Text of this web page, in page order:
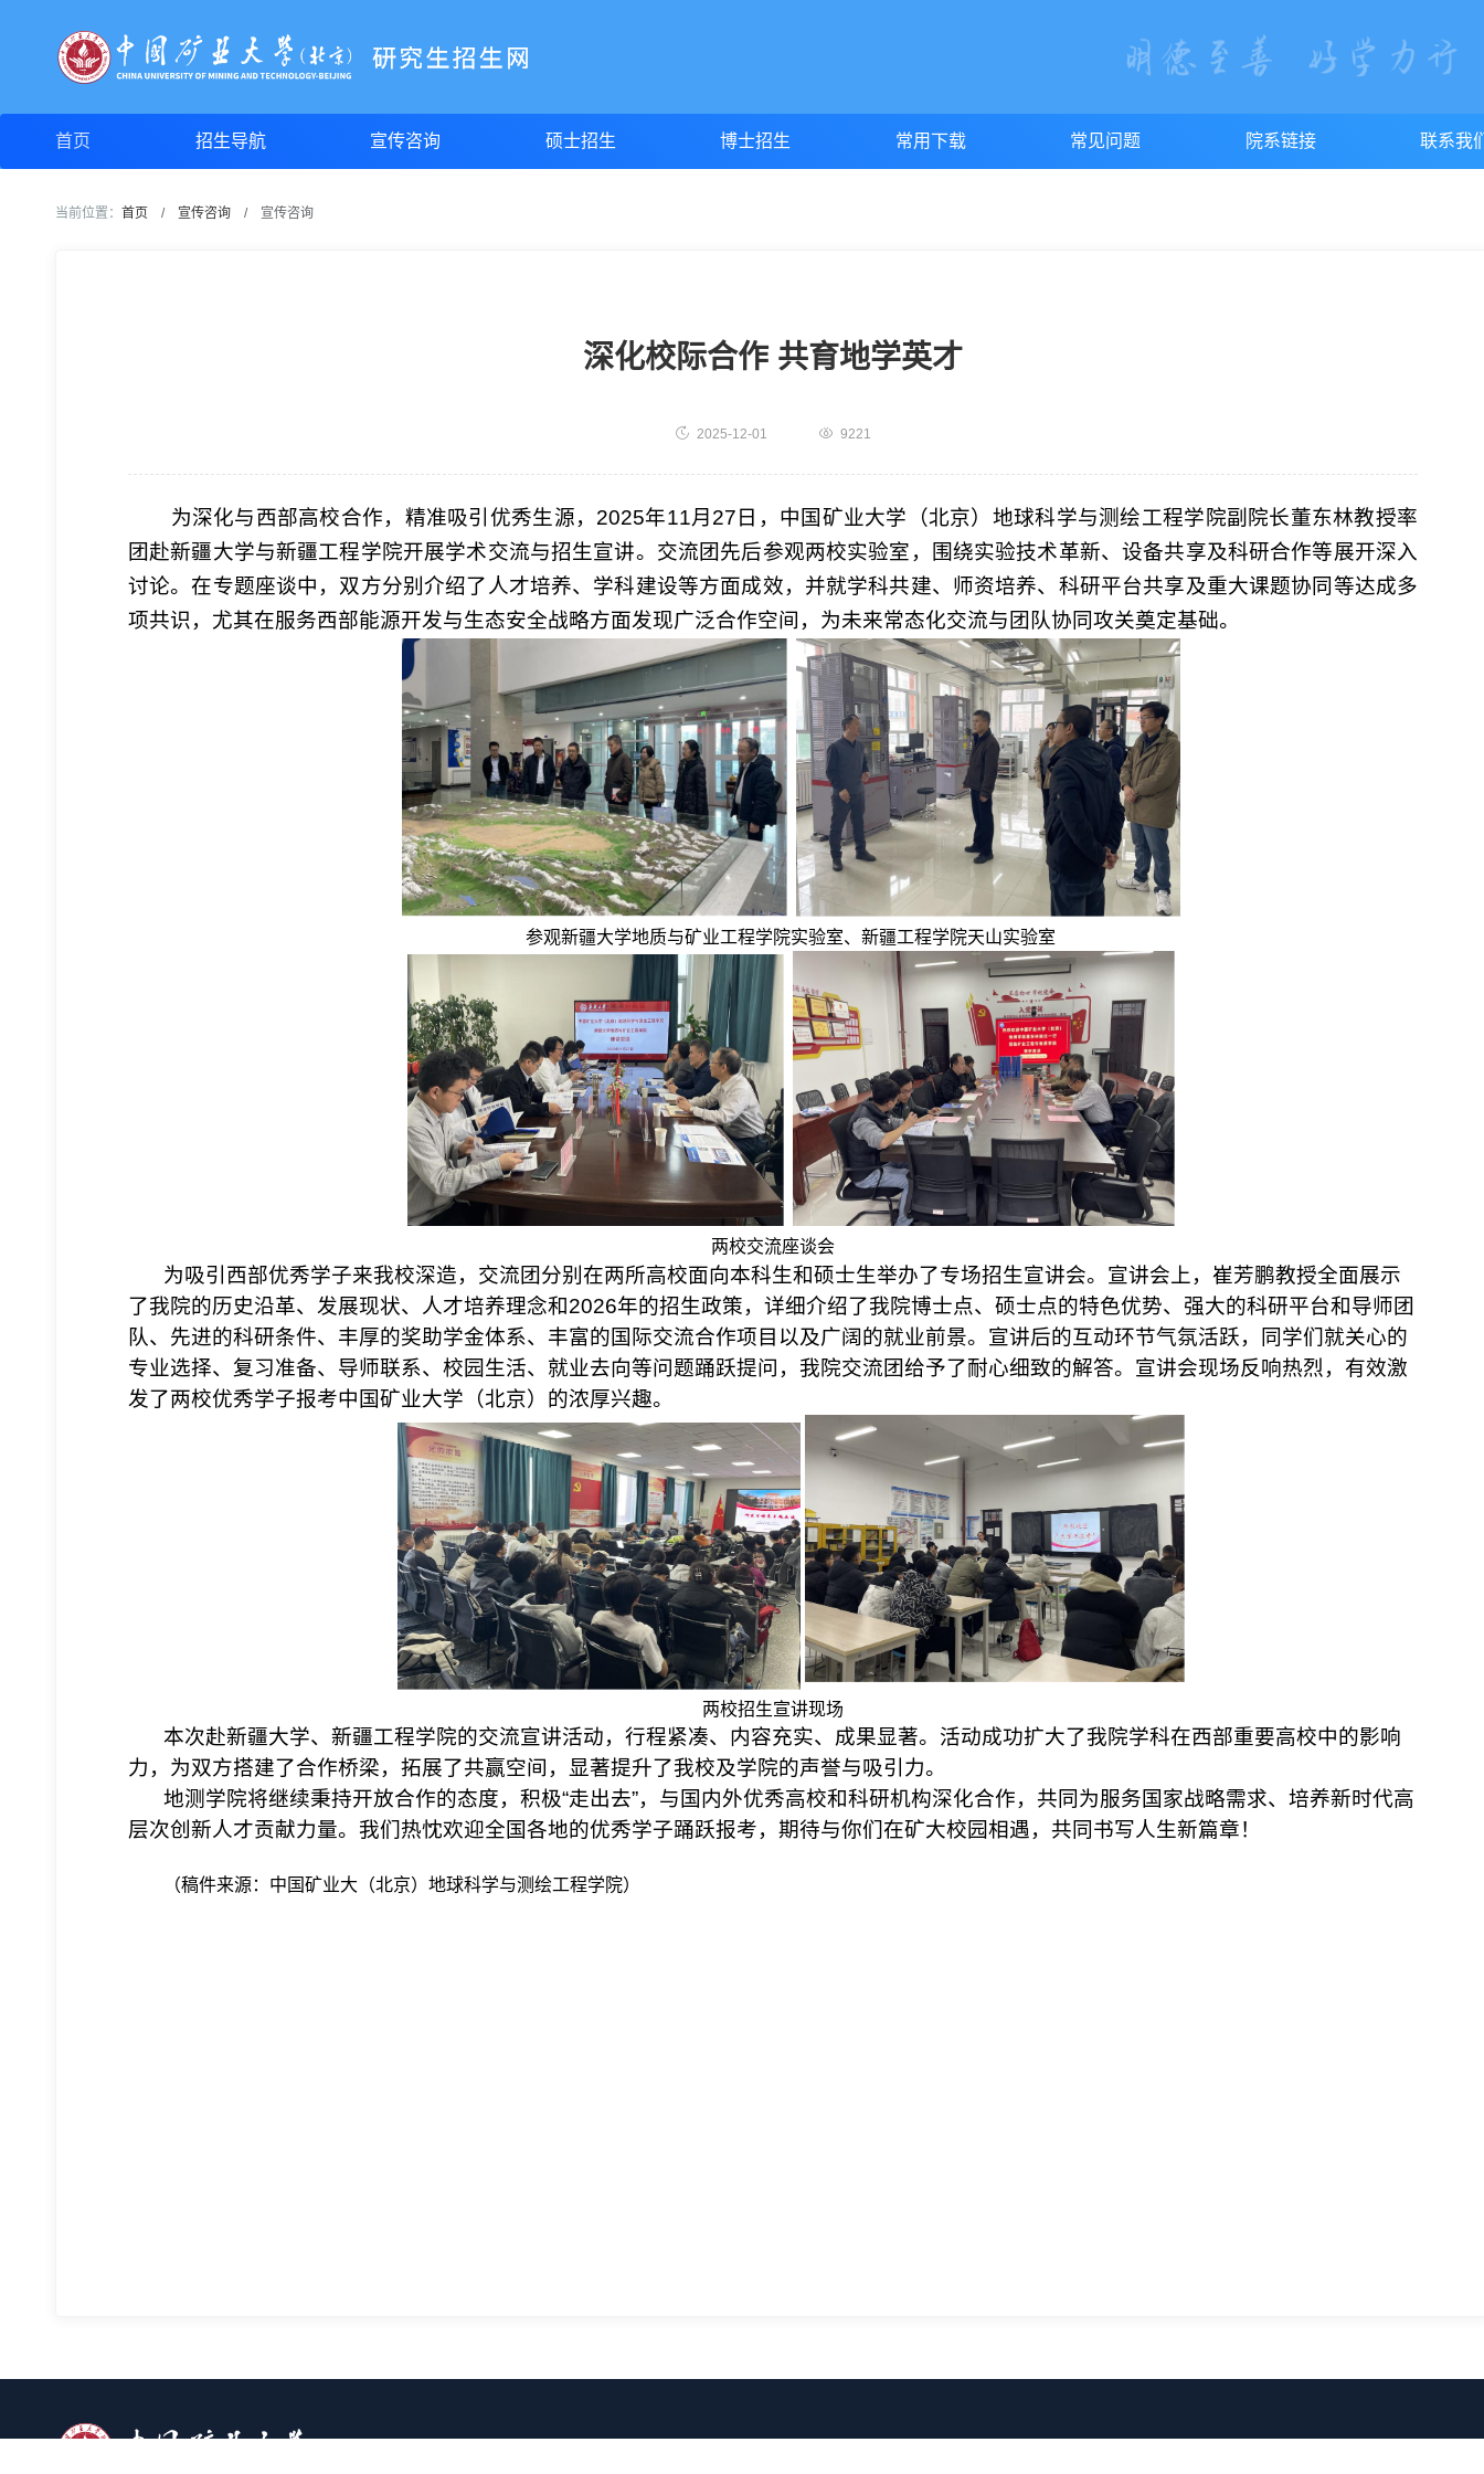
首页 招生导航 宣传咨询 硕士招生 博士招生 常用下载 常见问题 院系链接 联系我
当前位置： 首页 / 宣传咨询 / 宣传咨询
深化校际合作 共育地学英才
2025-12-01 9221
为深化与西部高校合作，精准吸引优秀生源，2025年11月27日，中国矿业大学（北京）地球科学与测绘工程学院副院长董东林教授率
团赴新疆大学与新疆工程学院开展学术交流与招生宣讲。交流团先后参观两校实验室，围绕实验技术革新、设备共享及科研合作等展开深入
讨论。在专题座谈中，双方分别介绍了人才培养、学科建设等方面成效，并就学科共建、师资培养、科研平台共享及重大课题协同等达成多
项共识，尤其在服务西部能源开发与生态安全战略方面发现广泛合作空间，为未来常态化交流与团队协同攻关奠定基础。
参观新疆大学地质与矿业工程学院实验室、 新疆工程学院天山实验室
两校交流座谈会
为吸引西部优秀学子来我校深造，交流团分别在两所高校面向本科生和硕士生举办了专场招生宣讲会。宣讲会上， 崔芳鹏教授全面展示
了我院的历史沿革、发展现状、 人才培养理念和2026年的招生政策， 详细介绍了我院博士点、硕士点的特色优势、强大的科研平台和导师团
队、先进的科研条件、丰厚的奖助学金体系、 丰富的国际交流合作项目 以及广阔的就业前景。宣讲后的互动环节气氛活跃，同学们就关心的
专业选择、复习准备、导师联系、校园生活、 就业去向等问题踊跃提问，我院交流团给予了耐心细致的解答。 宣讲会现场反响热烈，有效激
发了两校优秀学子报考中国矿业大学 （北京） 的浓厚兴趣。
两校招生宣讲现场
本次赴新疆大学、新疆工程学院的交流宣讲活动，行程紧凑、内容充实、成果显著。活动成功扩大了我院学科在西部重要高校中的影响
力，为双方搭建了合作桥梁，拓展了共赢空间，显著提升了我校及学院的声誉与吸引力。
地测学院将继续秉持开放合作的态度，积极“走出去”，与国内外优秀高校和科研机构深化合作，共同为服务国家战略需求、培养新时代高
层次创新人才贡献力量。我们热忱欢迎全国各地的优秀学子踊跃报考，期待与你们在矿大校园相遇，共同书写人生新篇章！
（稿件来源：中国矿业大 （北京） 地球科学与测绘工程学院）